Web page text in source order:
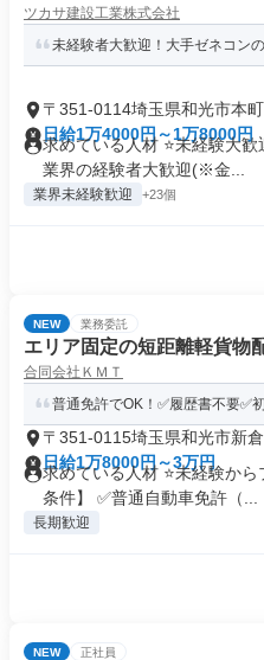
ツカサ建設工業株式会社
未経験者大歓迎！大手ゼネコン
〒351-0114埼玉県和光市本町
日給1万4000円～1万8000円
求めている人材 ⭐未経験大
業界の経験者大歓迎(※金...
業界未経験歓迎 +23個
NEW 業務委託
エリア固定の短距離軽貨物
合同会社ＫＭＴ
普通免許でOK！✅履歴書不要✅
〒351-0115埼玉県和光市新倉
日給1万8000円～3万円
求めている人材 ⭐未経験か
条件】 ✅普通自動車免許（...
長期歓迎
NEW 正社員